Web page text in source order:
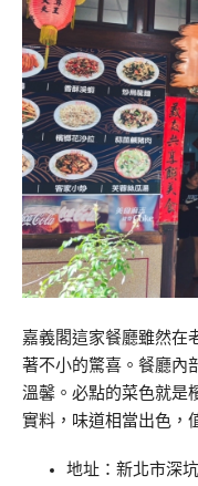
嘉義閣這家餐廳雖然在
著不小的驚喜。餐廳內
溫馨。必點的菜色就是
實料，味道相當出色，
地址：新北市深